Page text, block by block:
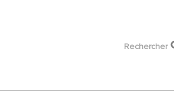
top menu
Rechercher